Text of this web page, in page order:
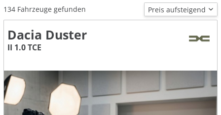
134 Fahrzeuge gefunden
Dacia Duster
II 1.0 TCE